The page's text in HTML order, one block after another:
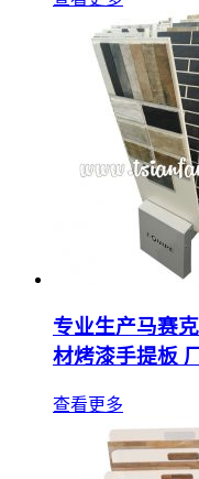
专业生产马赛
材烤漆手提板
查看更多